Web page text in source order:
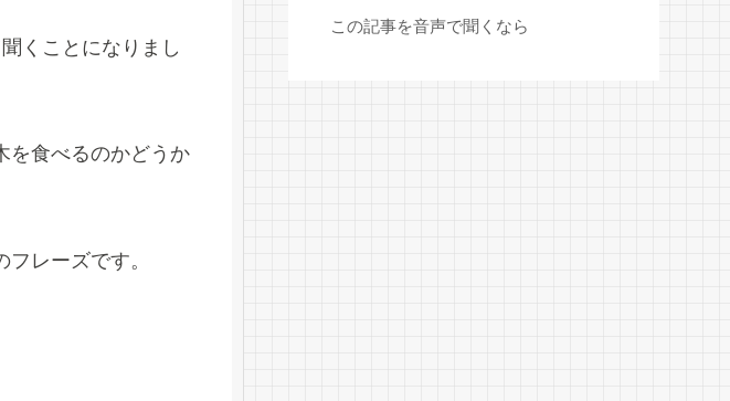
くことになりまし
を食べるのかどうか
レーズです。
この記事を音声で聞くなら